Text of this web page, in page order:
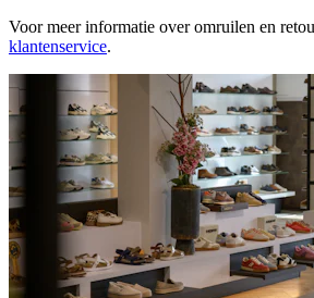
Voor meer informatie over omruilen en
klantenservice.